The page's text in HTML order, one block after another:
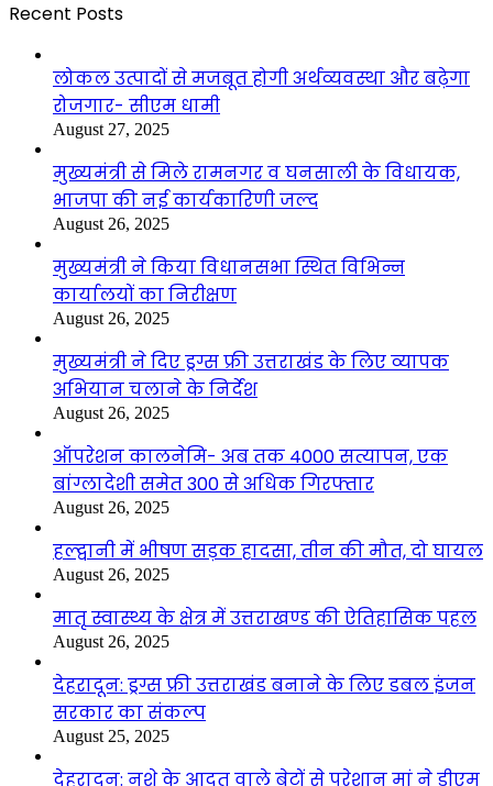
Recent Posts
लोकल उत्पादों से मजबूत होगी अर्थव्यवस्था और बढ़ेगा
रोजगार- सीएम धामी
August 27, 2025
मुख्यमंत्री से मिले रामनगर व घनसाली के विधायक,
भाजपा की नई कार्यकारिणी जल्द
August 26, 2025
मुख्यमंत्री ने किया विधानसभा स्थित विभिन्न
कार्यालयों का निरीक्षण
August 26, 2025
मुख्यमंत्री ने दिए ड्रग्स फ्री उत्तराखंड के लिए व्यापक
अभियान चलाने के निर्देश
August 26, 2025
ऑपरेशन कालनेमि- अब तक 4000 सत्यापन, एक
बांग्लादेशी समेत 300 से अधिक गिरफ्तार
August 26, 2025
हल्द्वानी में भीषण सड़क हादसा, तीन की मौत, दो घायल
August 26, 2025
मातृ स्वास्थ्य के क्षेत्र में उत्तराखण्ड की ऐतिहासिक पहल
August 26, 2025
देहरादून: ड्रग्स फ्री उत्तराखंड बनाने के लिए डबल इंजन
सरकार का संकल्प
August 25, 2025
देहरादून: नशे के आदत वाले बेटों से परेशान मां ने डीएम